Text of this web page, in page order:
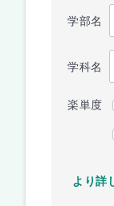
学部名
学科名
楽単度
より詳